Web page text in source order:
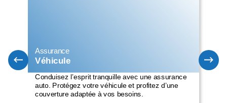
Assurance
Véhicule
Conduisez l’esprit tranquille avec une assurance
auto. Protégez votre véhicule et profitez d’une
couverture adaptée à vos besoins.